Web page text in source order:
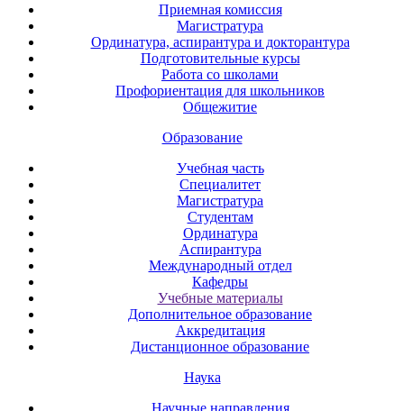
Приемная комиссия
Магистратура
Ординатура, аспирантура и докторантура
Подготовительные курсы
Работа со школами
Профориентация для школьников
Общежитие
Образование
Учебная часть
Специалитет
Магистратура
Студентам
Ординатура
Аспирантура
Международный отдел
Кафедры
Учебные материалы
Дополнительное образование
Аккредитация
Дистанционное образование
Наука
Научные направления